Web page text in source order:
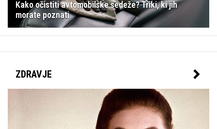
Kako očistiti avtomobilske sedeže? Triki, ki jih
morate poznati
ZDRAVJE